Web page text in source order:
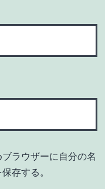
ラウザーに自分の名
存する。